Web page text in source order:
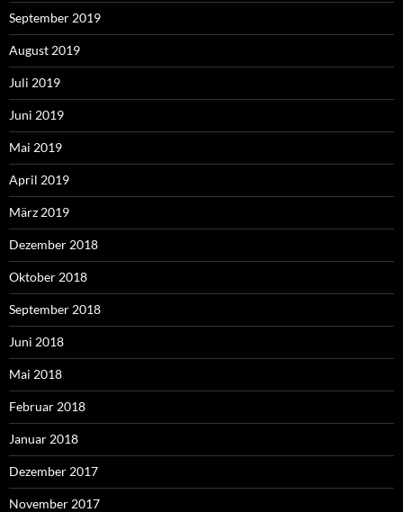
September 2019
August 2019
Juli 2019
Juni 2019
Mai 2019
April 2019
März 2019
Dezember 2018
Oktober 2018
September 2018
Juni 2018
Mai 2018
Februar 2018
Januar 2018
Dezember 2017
November 2017